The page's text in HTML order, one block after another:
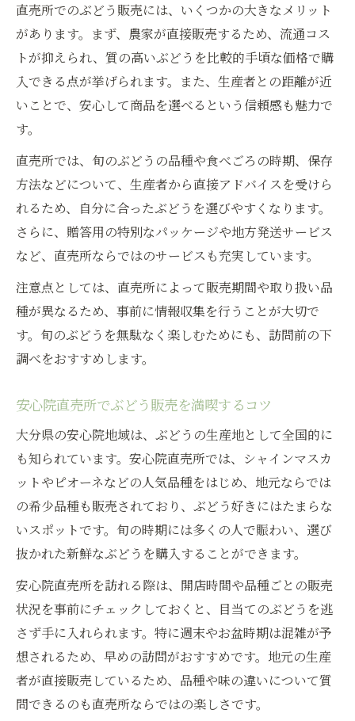
直売所でのぶどう販売には、いくつかの大きなメリット
があります。まず、農家が直接販売するため、流通コス
トが抑えられ、質の高いぶどうを比較的手頃な価格で購
入できる点が挙げられます。また、生産者との距離が近
いことで、安心して商品を選べるという信頼感も魅力で
す。
直売所では、旬のぶどうの品種や食べごろの時期、保存
方法などについて、生産者から直接アドバイスを受けら
れるため、自分に合ったぶどうを選びやすくなります。
さらに、贈答用の特別なパッケージや地方発送サービス
など、直売所ならではのサービスも充実しています。
注意点としては、直売所によって販売期間や取り扱い品
種が異なるため、事前に情報収集を行うことが大切で
す。旬のぶどうを無駄なく楽しむためにも、訪問前の下
調べをおすすめします。
安心院直売所でぶどう販売を満喫するコツ
大分県の安心院地域は、ぶどうの生産地として全国的に
も知られています。安心院直売所では、シャインマスカ
ットやピオーネなどの人気品種をはじめ、地元ならでは
の希少品種も販売されており、ぶどう好きにはたまらな
いスポットです。旬の時期には多くの人で賑わい、選び
抜かれた新鮮なぶどうを購入することができます。
安心院直売所を訪れる際は、開店時間や品種ごとの販売
状況を事前にチェックしておくと、目当てのぶどうを逃
さず手に入れられます。特に週末やお盆時期は混雑が予
想されるため、早めの訪問がおすすめです。地元の生産
者が直接販売しているため、品種や味の違いについて質
問できるのも直売所ならではの楽しさです。